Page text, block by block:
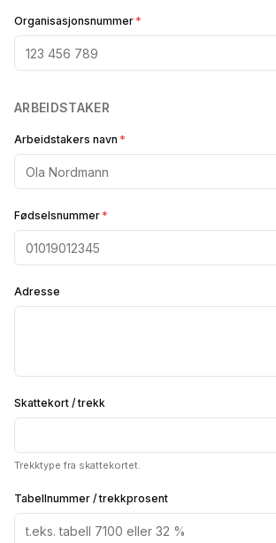
Organisasjonsnummer *
ARBEIDSTAKER
Arbeidstakers navn *
Fødselsnummer *
Adresse
Skattekort / trekk
Trekktype fra skattekortet.
Tabellnummer / trekkprosent